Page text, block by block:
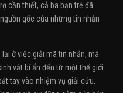
cần thiết, cả ba bạn trẻ đã
gốc của những tin nhắn
ở việc giải mã tin nhắn, mà
vật bí ẩn đến từ một thế giới
tay vào nhiệm vụ giải cứu,